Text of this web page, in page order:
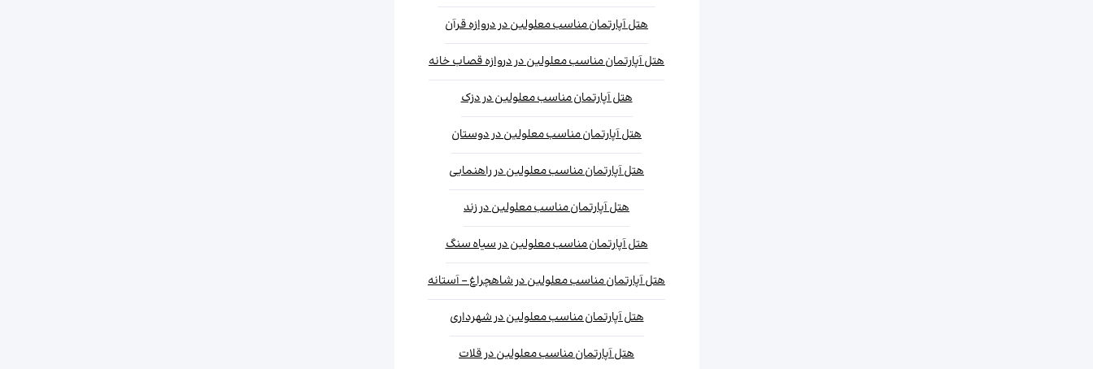
هتل آپارتمان مناسب معلولین در دروازه قرآن
هتل آپارتمان مناسب معلولین در دروازه قصاب خانه
هتل آپارتمان مناسب معلولین در دزک
هتل آپارتمان مناسب معلولین در دوستان
هتل آپارتمان مناسب معلولین در راهنمایی
هتل آپارتمان مناسب معلولین در زند
هتل آپارتمان مناسب معلولین در سیاه سنگ
هتل آپارتمان مناسب معلولین در شاهچراغ - آستانه
هتل آپارتمان مناسب معلولین در شهرداری
هتل آپارتمان مناسب معلولین در قلات